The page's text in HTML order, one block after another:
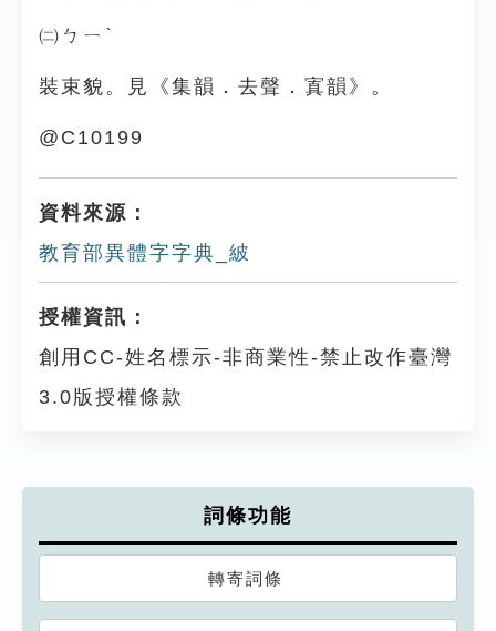
㈡ㄅㄧˋ
裝束貌。見《集韻．去聲．寘韻》。
@C10199
資料來源：
教育部異體字字典_紴
授權資訊：
創用CC-姓名標示-非商業性-禁止改作臺灣
3.0版授權條款
詞條功能
轉寄詞條